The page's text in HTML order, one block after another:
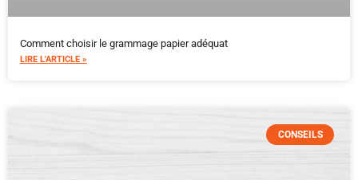
Comment choisir le grammage papier adéquat
LIRE L'ARTICLE »
CONSEILS